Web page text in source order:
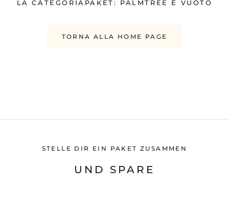
LA CATEGORIAPAKET: PALMTREE È VUOTO
TORNA ALLA HOME PAGE
STELLE DIR EIN PAKET ZUSAMMEN
UND SPARE